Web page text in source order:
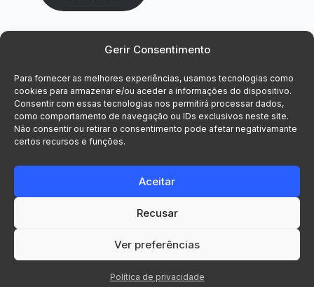
Gerir Consentimento
Para fornecer as melhores experiências, usamos tecnologias como
cookies para armazenar e/ou aceder a informações do dispositivo.
Consentir com essas tecnologias nos permitirá processar dados,
como comportamento de navegação ou IDs exclusivos neste site.
Não consentir ou retirar o consentimento pode afetar negativamante
certos recursos e funções.
Aceitar
Recusar
Ver preferências
Política de privacidade
© 2026 Voxsys, Lda. Todos os direitos